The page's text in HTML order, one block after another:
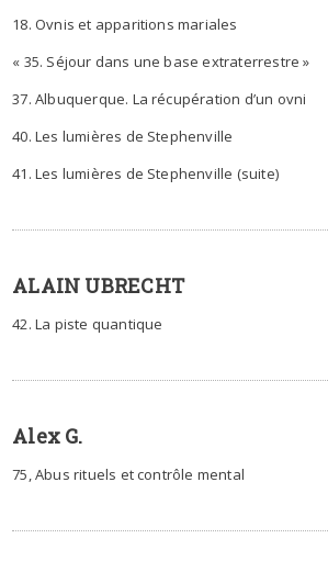
18. Ovnis et apparitions mariales
« 35. Séjour dans une base extraterrestre »
37. Albuquerque. La récupération d’un ovni
40. Les lumières de Stephenville
41. Les lumières de Stephenville (suite)
ALAIN UBRECHT
42. La piste quantique
Alex G.
75, Abus rituels et contrôle mental